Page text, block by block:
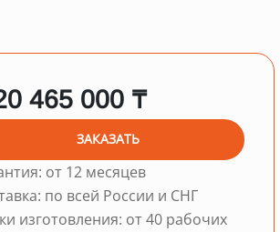
465 000 ₸
ЗАКАЗАТЬ
от 12 месяцев
по всей России и СНГ
изготовления: от 40 рабочих